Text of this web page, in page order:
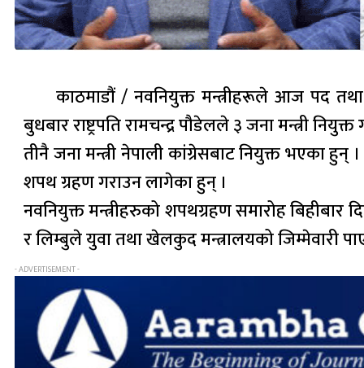
काठमाडौं / नवनियुक्त मन्त्रीहरूले आज पद
बुधबार राष्ट्रपति रामचन्द्र पौडेलले ३ जना मन्त्री
तीनै जना मन्त्री नेपाली कांग्रेसबाट नियुक्त भएका
शपथ ग्रहण गराउन लागेका हुन् ।
नवनियुक्त मन्त्रीहरुको शपथग्रहण समारोह
र लिम्बुले युवा तथा खेलकुद मन्त्रालयको जिम्मेवारी
- ADVERTISEMENT -